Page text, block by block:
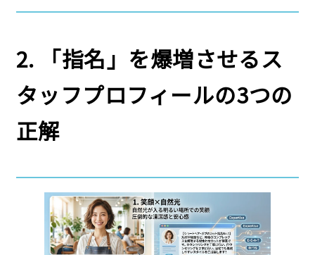
2. 「指名」を爆増させるス
タッフプロフィールの3つの
正解